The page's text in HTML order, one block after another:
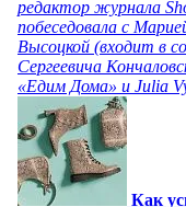
редактор журнала
побеседовала с
Высоцкой (входит в
Сергеевича
«Едим Дома» и Julia
Как